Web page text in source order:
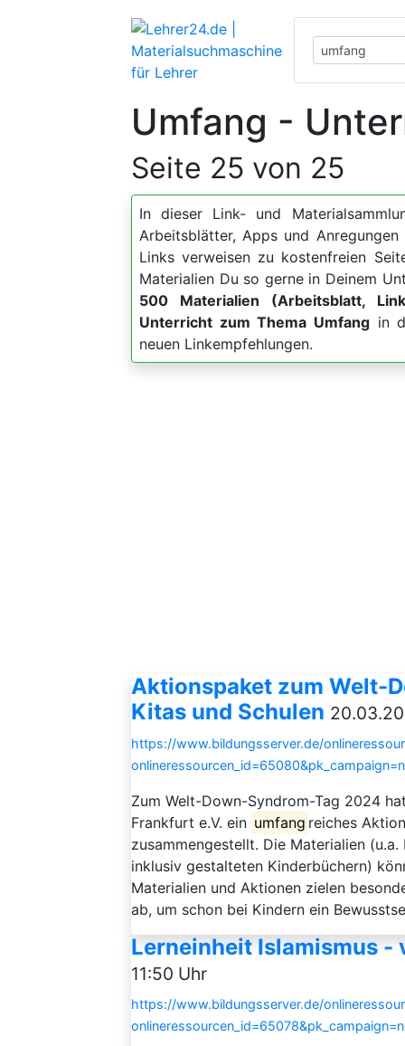
Umfang -
Seite 25 von 25
In dieser Link- und
Arbeitsblätter, Apps und
Links verweisen zu kostenfreien
Materialien Du so gerne in Deinem
500 Materialien (Arbeitsblatt,
Unterricht zum Thema Umfang in
neuen Linkempfehlungen.
Aktionspaket zum Welt-
Kitas und Schulen
https://www.bildungsserver.de/
Zum Welt-Down-Syndrom-Tag 2024
Frankfurt e.V. ein umfang reiches
zusammengestellt. Die Materialien
inklusiv gestalteten Kinderbüchern)
Materialien und Aktionen zielen
ab, um schon bei Kindern ein
Lerneinheit Islamismus -
11:50 Uhr
https://www.bildungsserver.de/